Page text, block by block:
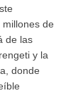
de
de las
y la
donde